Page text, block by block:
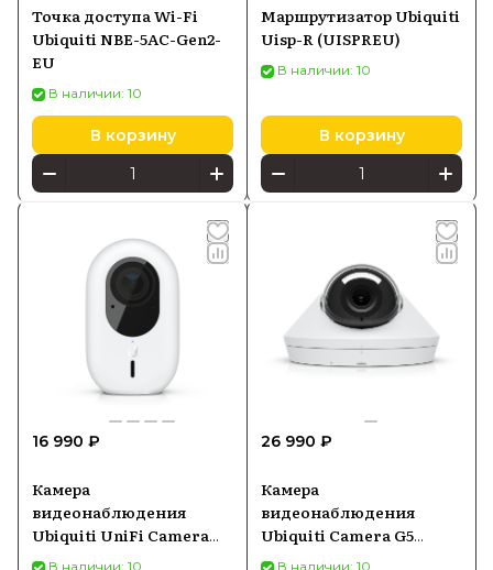
Точка доступа Wi-Fi
Ubiquiti NBE-5AC-Gen2-
EU
В наличии: 10
В корзину
Маршрутизатор Ubiquiti
Uisp-R (UISPREU)
В наличии: 10
В корзину
16 990 ₽
Камера
видеонаблюдения
Ubiquiti UniFi Camera
G4 Instant (UVC-G4-INS)
В наличии: 10
26 990 ₽
Камера
видеонаблюдения
Ubiquiti Camera G5
DomeВ наличии: 10